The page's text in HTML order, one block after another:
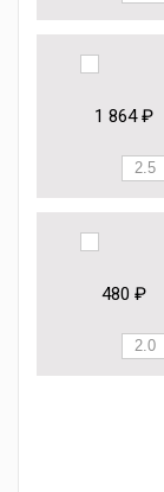
1 864 ₽
480 ₽